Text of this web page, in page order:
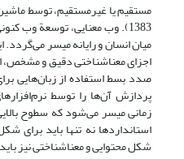
مستقیم یا غیر‌مستقیم، توسط
1383). وب معنایی، توسعة وب
میان انسان و رایانه میسر می‌گردد.
اجزای معنا‌شناختی دقیق و
صدد بسط استفاده از زبان‌هایی
پردازش آن‌ها را توسط
زمانی میسر می‌شود که سطوح
استانداردها نه تنها باید برای
شکل محتوایی و معناشناختی نیز